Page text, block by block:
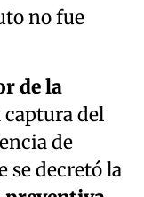
no fue
de la
del
de
se decretó la